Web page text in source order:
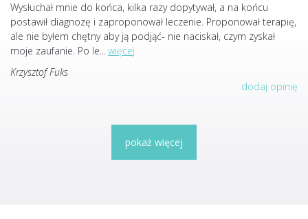
Wysłuchał mnie do końca, kilka razy dopytywał, a na końcu
postawił diagnozę i zaproponował leczenie. Proponował terapię,
ale nie byłem chętny aby ją podjąć- nie naciskał, czym zyskał
moje zaufanie. Po le...więcej
Krzysztof Fuks
dodaj opinię
pokaż więcej